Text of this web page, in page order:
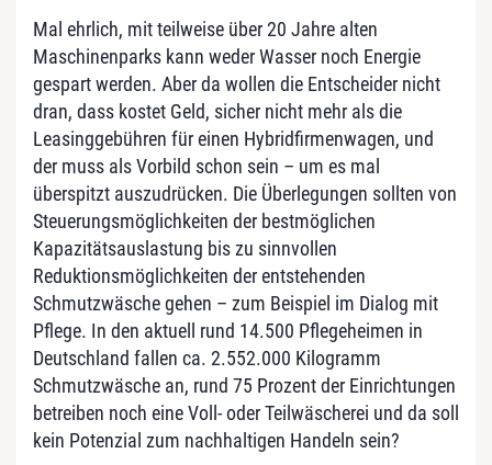
Mal ehrlich, mit teilweise über 20 Jahre alten
Maschinenparks kann weder Wasser noch Energie
gespart werden. Aber da wollen die Entscheider nicht
dran, dass kostet Geld, sicher nicht mehr als die
Leasinggebühren für einen Hybridfirmenwagen, und
der muss als Vorbild schon sein – um es mal
überspitzt auszudrücken. Die Überlegungen sollten von
Steuerungsmöglichkeiten der bestmöglichen
Kapazitätsauslastung bis zu sinnvollen
Reduktionsmöglichkeiten der entstehenden
Schmutzwäsche gehen – zum Beispiel im Dialog mit
Pflege. In den aktuell rund 14.500 Pflegeheimen in
Deutschland fallen ca. 2.552.000 Kilogramm
Schmutzwäsche an, rund 75 Prozent der Einrichtungen
betreiben noch eine Voll- oder Teilwäscherei und da soll
kein Potenzial zum nachhaltigen Handeln sein?